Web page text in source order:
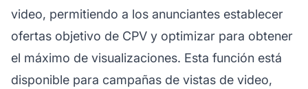
video, permitiendo a los anunciantes establecer
ofertas objetivo de CPV y optimizar para obtener
el máximo de visualizaciones. Esta función está
disponible para campañas de vistas de video,